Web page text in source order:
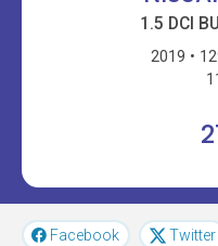
1.5 DCI
2019
Facebook Twitter